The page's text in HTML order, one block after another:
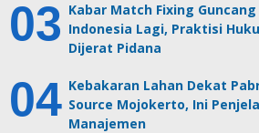
Kabar Match Fixing
Indonesia Lagi, Praktisi
Dijerat Pidana
Kebakaran Lahan Dekat
Source Mojokerto, Ini
Manajemen